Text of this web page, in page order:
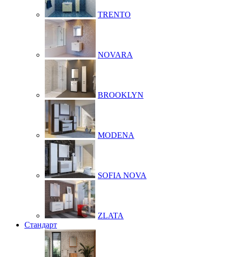
TRENTO
NOVARA
BROOKLYN
MODENA
SOFIA NOVA
ZLATA
Стандарт